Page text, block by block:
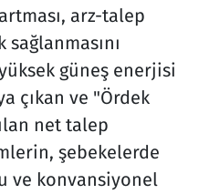
arz-talep
güneş enerjisi
çıkan ve "Ördek
net talep
şebekelerde
ve konvansiyonel